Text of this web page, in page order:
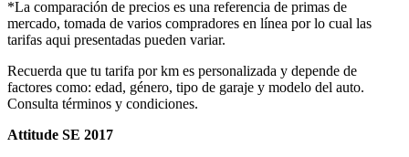
*La comparación de precios es una referencia de primas de
mercado, tomada de varios compradores en línea por lo cual las
tarifas aqui presentadas pueden variar.
Recuerda que tu tarifa por km es personalizada y depende de
factores como: edad, género, tipo de garaje y modelo del auto.
Consulta términos y condiciones.
Attitude SE 2017